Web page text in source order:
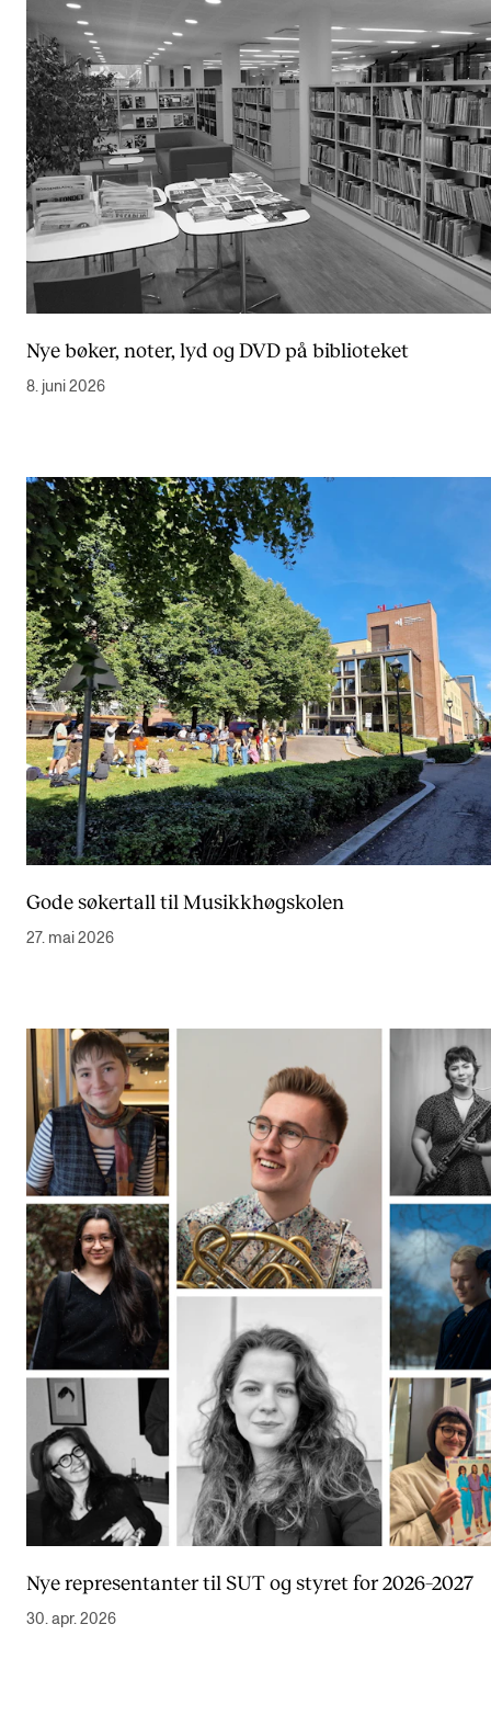
Nye bøker, noter, lyd og DVD på biblioteket
8. juni 2026
Gode søkertall til Musikkhøgskolen
27. mai 2026
Nye representanter til SUT og styret for 2026–2027
30. apr. 2026